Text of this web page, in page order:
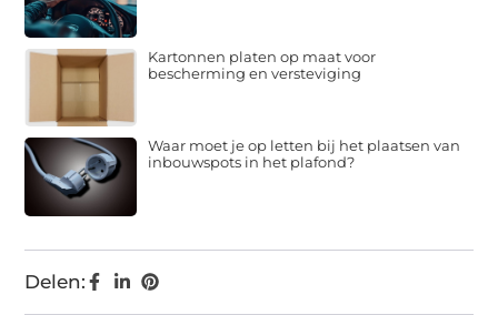
Delen:
Kartonnen platen op maat voor
bescherming en versteviging
Waar moet je op letten bij het plaatsen van
inbouwspots in het plafond?